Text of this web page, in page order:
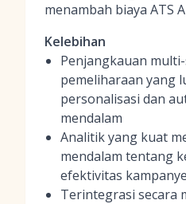
menambah biaya ATS
Kelebihan
Penjangkauan
pemeliharaan yang
personalisasi dan
mendalam
Analitik yang kuat
mendalam tentang
efektivitas
Terintegrasi secara